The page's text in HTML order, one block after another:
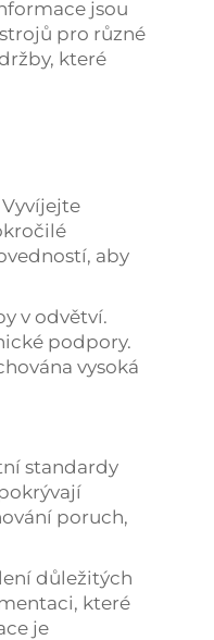
jsou
pro různé
které
aby
v odvětví.
podpory.
vysoká
standardy
poruch,
důležitých
které
je